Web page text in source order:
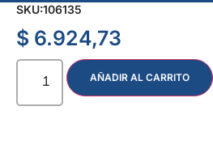
SKU:106135
$ 6.924,73
AÑADIR AL CARRITO